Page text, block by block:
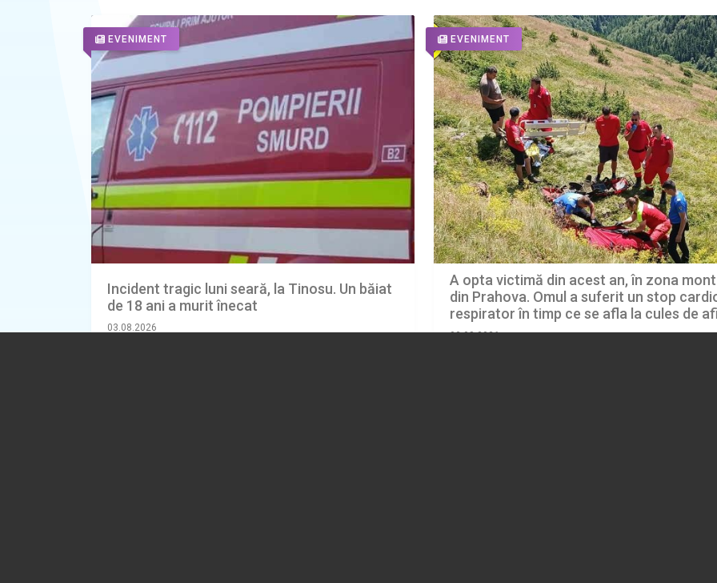
EVENIMENT
Incident tragic luni seară, la Tinosu. Un băiat
de 18 ani a murit înecat
03.08.2026
EVENIMENT
A opta victimă din acest an, în zona
din Prahova. Omul a suferit un stop
respirator în timp ce se afla la cules de
03.08.2026